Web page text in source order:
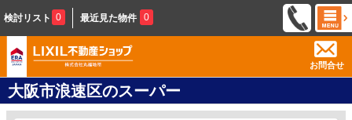
検討リスト 0 最近見た物件 0
お問合せ
大阪市浪速区のスーパー